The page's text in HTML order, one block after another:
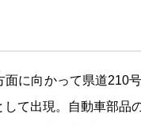
面に向かって県道210
して出現。自動車部品